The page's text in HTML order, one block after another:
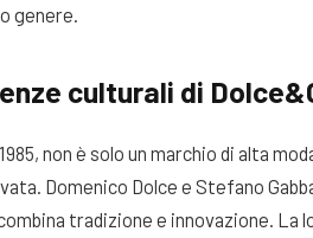
genere.
culturali di
non è solo un marchio di alta
Domenico Dolce e Stefano
tradizione e innovazione.